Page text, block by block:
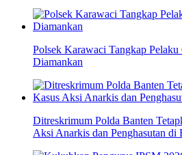
Polsek Karawaci Tangkap
Diamankan
Ditreskrimum Polda Banten
Aksi Anarkis dan Penghasutan di